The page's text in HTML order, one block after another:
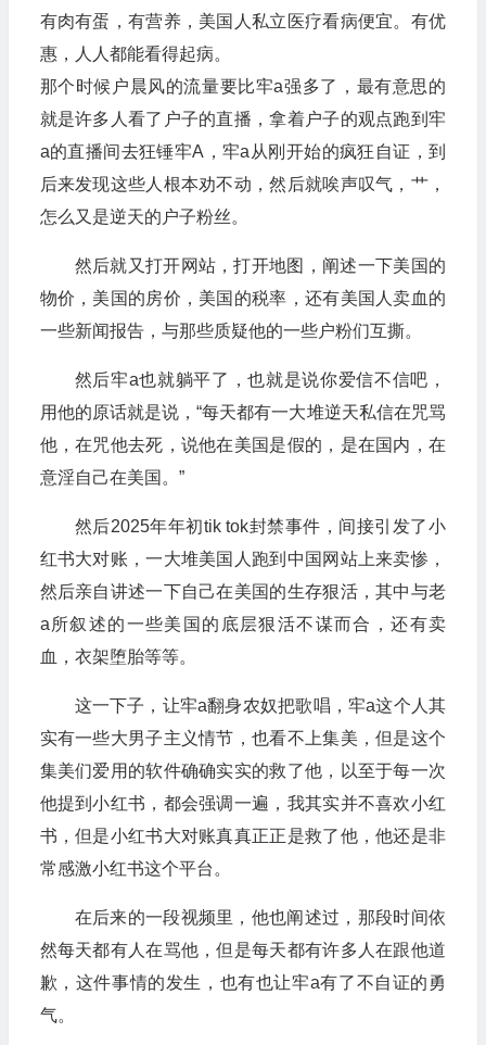
有肉有蛋，有营养，美国人私立医疗看病便宜。有优
惠，人人都能看得起病。
那个时候户晨风的流量要比牢a强多了，最有意思的
就是许多人看了户子的直播，拿着户子的观点跑到牢
a的直播间去狂锤牢A，牢a从刚开始的疯狂自证，到
后来发现这些人根本劝不动，然后就唉声叹气，艹，
怎么又是逆天的户子粉丝。
然后就又打开网站，打开地图，阐述一下美国的
物价，美国的房价，美国的税率，还有美国人卖血的
一些新闻报告，与那些质疑他的一些户粉们互撕。
然后牢a也就躺平了，也就是说你爱信不信吧，
用他的原话就是说，“每天都有一大堆逆天私信在咒骂
他，在咒他去死，说他在美国是假的，是在国内，在
意淫自己在美国。”
然后2025年年初tik tok封禁事件，间接引发了小
红书大对账，一大堆美国人跑到中国网站上来卖惨，
然后亲自讲述一下自己在美国的生存狠活，其中与老
a所叙述的一些美国的底层狠活不谋而合，还有卖
血，衣架堕胎等等。
这一下子，让牢a翻身农奴把歌唱，牢a这个人其
实有一些大男子主义情节，也看不上集美，但是这个
集美们爱用的软件确确实实的救了他，以至于每一次
他提到小红书，都会强调一遍，我其实并不喜欢小红
书，但是小红书大对账真真正正是救了他，他还是非
常感激小红书这个平台。
在后来的一段视频里，他也阐述过，那段时间依
然每天都有人在骂他，但是每天都有许多人在跟他道
歉，这件事情的发生，也有也让牢a有了不自证的勇
气。